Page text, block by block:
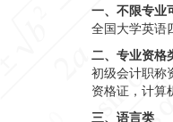
一、不限专业
全国大学英语
二、专业资格
初级会计职称
资格证，计算
三、语言类